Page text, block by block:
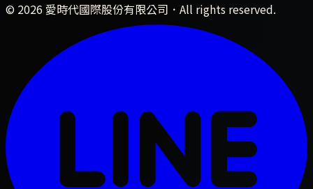
© 2026 愛時代國際股份有限公司 ．All rights reserved.